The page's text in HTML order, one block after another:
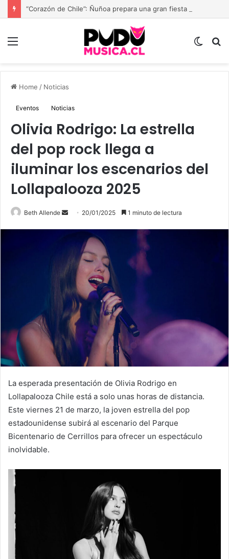
Menu
Switch
Home / Noticias
Eventos Noticias
Olivia Rodrigo: La estrella
del pop rock llega a
iluminar los escenarios del
Lollapalooza 2025
Beth Allende
Send 20/01/2025 1 minuto de lectura
La esperada presentación de Olivia Rodrigo en
Lollapalooza Chile está a solo unas horas de distancia.
Este viernes 21 de marzo, la joven estrella del pop
estadounidense subirá al escenario del Parque
Bicentenario de Cerrillos para ofrecer un espectáculo
inolvidable.